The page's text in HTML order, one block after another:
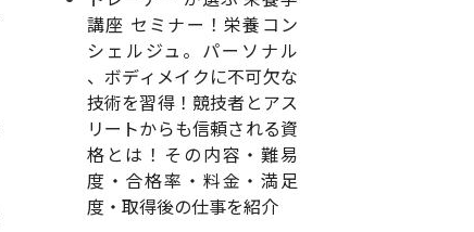
講座 セミナー！栄養コン
シェルジュ。パーソナル
、ボディメイクに不可欠な
技術を習得！競技者とアス
リートからも信頼される資
格とは！その内容・難易
度・合格率・料金・満足
度・取得後の仕事を紹介